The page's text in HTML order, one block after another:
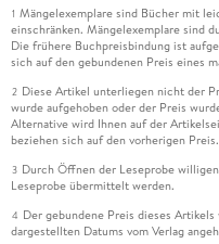
1 Mängelexemplare sind Bücher mit
einschränken. Mängelexemplare sind
Die frühere Buchpreisbindung ist
sich auf den gebundenen Preis eines
2 Diese Artikel unterliegen nicht der
wurde aufgehoben oder der Preis
Alternative wird Ihnen auf der
beziehen sich auf den vorherigen Preis.
3 Durch Öffnen der Leseprobe
Leseprobe übermittelt werden.
4 Der gebundene Preis dieses
dargestellten Datums vom Verlag